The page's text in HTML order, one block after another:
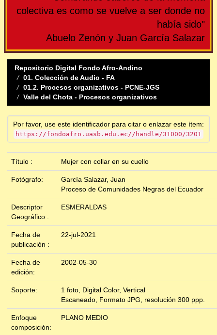
colectiva es como se vuelve a ser donde no
había sido"
Abuelo Zenón y Juan García Salazar
Repositorio Digital Fondo Afro-Andino
01. Colección de Audio - FA
01.2. Procesos organizativos - PCNE-JGS
Valle del Chota - Procesos organizativos
Por favor, use este identificador para citar o enlazar este ítem:
https://fondoafro.uasb.edu.ec//handle/31000/3201
Título : Mujer con collar en su cuello
Fotógrafo:
García Salazar, Juan
Proceso de Comunidades Negras del Ecuador
Descriptor
Geográfico :
ESMERALDAS
Fecha de
publicación :
22-jul-2021
Fecha de
edición:
2002-05-30
Soporte:
1 foto, Digital Color, Vertical
Escaneado, Formato JPG, resolución 300 ppp.
Enfoque
composición:
PLANO MEDIO